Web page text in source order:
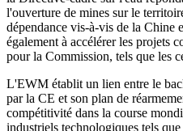
l'ouverture de mines sur le
dépendance vis-à-vis de la Chine
également à accélérer les projets
pour la Commission, tels que les
L'EWM établit un lien entre le
par la CE et son plan de
compétitivité dans la course
industriels technologiques tels